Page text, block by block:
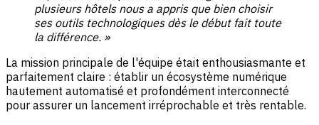
plusieurs hôtels nous a appris que bien choisir
ses outils technologiques dès le début fait toute
la différence. »
La mission principale de l'équipe était enthousiasmante et
parfaitement claire : établir un écosystème numérique
hautement automatisé et profondément interconnecté
pour assurer un lancement irréprochable et très rentable.